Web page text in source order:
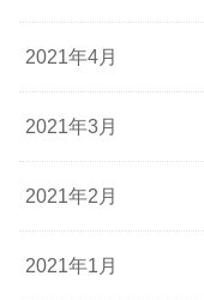
2021年4月
2021年3月
2021年2月
2021年1月